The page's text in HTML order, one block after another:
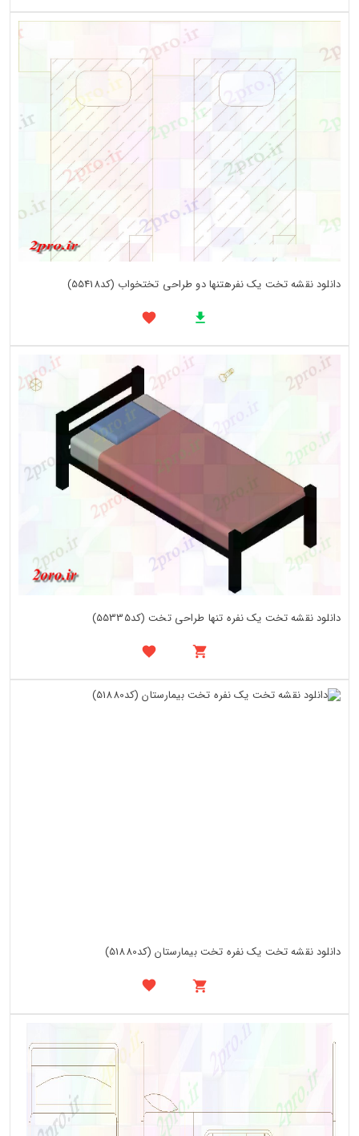
دانلود نقشه تخت یک نفرهتنها دو طراحی تختخواب (کد55418)
دانلود نقشه تخت یک نفره تنها طراحی تخت (کد55335)
دانلود نقشه تخت یک نفره تخت بیمارستان (کد51880)